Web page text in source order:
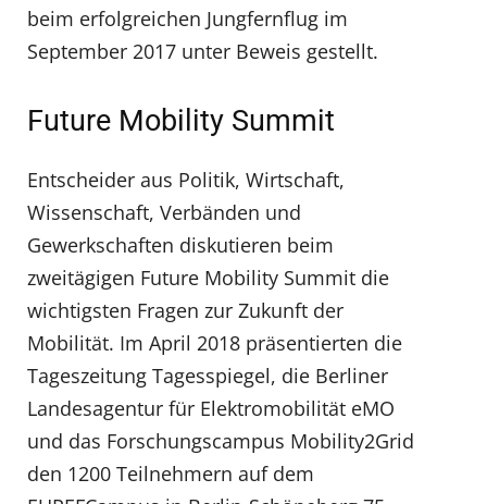
beim erfolgreichen Jungfernflug im
September 2017 unter Beweis gestellt.
Future Mobility Summit
Entscheider aus Politik, Wirtschaft,
Wissenschaft, Verbänden und
Gewerkschaften diskutieren beim
zweitägigen Future Mobility Summit die
wichtigsten Fragen zur Zukunft der
Mobilität. Im April 2018 präsentierten die
Tageszeitung Tagesspiegel, die Berliner
Landesagentur für Elektromobilität eMO
und das Forschungscampus Mobility2Grid
den 1200 Teilnehmern auf dem